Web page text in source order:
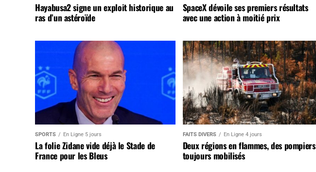
Hayabusa2 signe un exploit historique au
ras d’un astéroïde
SpaceX dévoile ses premiers résultats
avec une action à moitié prix
SPORTS En Ligne 5 jours
La folie Zidane vide déjà le Stade de
France pour les Bleus
FAITS DIVERS En Ligne 4 jours
Deux régions en flammes, des pompiers
toujours mobilisés